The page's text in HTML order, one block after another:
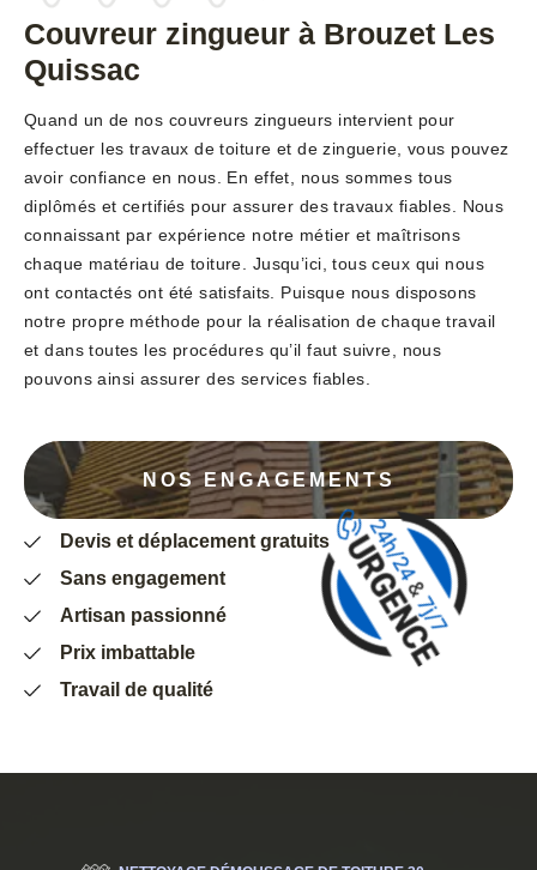
Couvreur zingueur à Brouzet Les
Quissac
Quand un de nos couvreurs zingueurs intervient pour
effectuer les travaux de toiture et de zinguerie, vous pouvez
avoir confiance en nous. En effet, nous sommes tous
diplômés et certifiés pour assurer des travaux fiables. Nous
connaissant par expérience notre métier et maîtrisons
chaque matériau de toiture. Jusqu’ici, tous ceux qui nous
ont contactés ont été satisfaits. Puisque nous disposons
notre propre méthode pour la réalisation de chaque travail
et dans toutes les procédures qu’il faut suivre, nous
pouvons ainsi assurer des services fiables.
NOS ENGAGEMENTS
Devis et déplacement gratuits
Sans engagement
Artisan passionné
Prix imbattable
Travail de qualité